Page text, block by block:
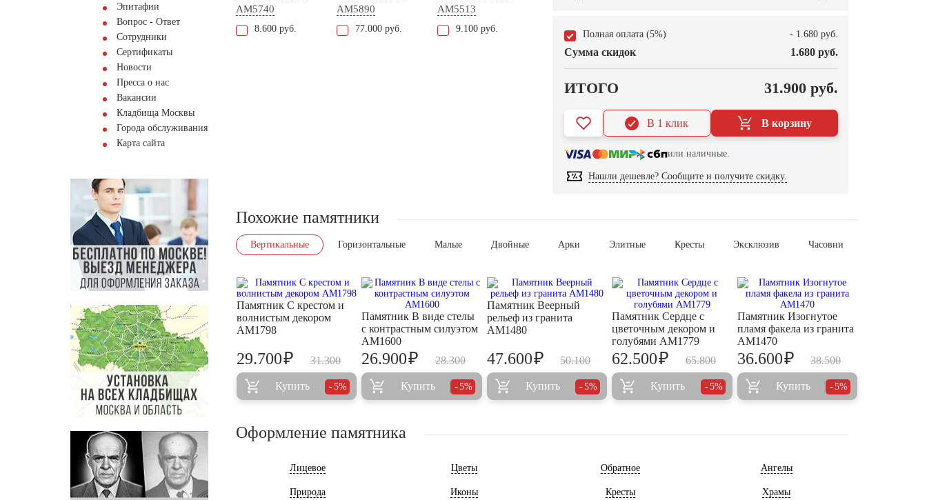
Эпитафии
Вопрос - Ответ
Сотрудники
Сертификаты
Новости
Пресса о нас
Вакансии
Кладбища Москвы
Города обслуживания
Карта сайта
AM5740
8.600 руб.
AM5890
77.000 руб.
AM5513
9.100 руб.
Полная оплата (5%) - 1.680 руб.
Сумма скидок 1.680 руб.
ИТОГО 31.900 руб.
В корзину
В 1 клик
или наличные.
Нашли дешевле? Сообщите и получите скидку.
Похожие памятники
Вертикальные Горизонтальные Малые Двойные Арки Элитные Кресты Эксклюзив Часовни
Памятник С крестом и
волнистым декором
AM1798
31.300
29.700₽
Купить 5%
Памятник В виде стелы
с контрастным силуэтом
AM1600
28.300
26.900₽
Купить 5%
Памятник Веерный
рельеф из гранита
AM1480
50.100
47.600₽
Купить 5%
Памятник Сердце с
цветочным декором и
голубями AM1779
65.800
62.500₽
Купить 5%
Памятник Изогнутое
пламя факела из гранита
AM1470
38.500
36.600₽
Купить 5%
Оформление памятника
Лицевое Цветы Обратное Ангелы
Природа Иконы Кресты Храмы